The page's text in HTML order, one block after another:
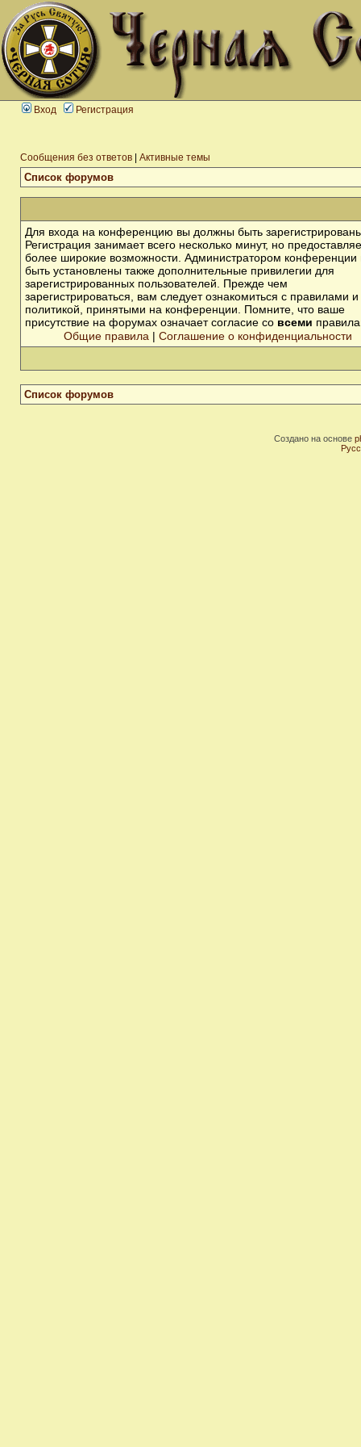
Вход Регистрация
Сообщения без ответов Активные темы
Список форумов
Для входа на конференцию вы должны быть
Регистрация занимает всего несколько минут, но
более широкие возможности. Администратором конференции
быть установлены также дополнительные привилегии для
зарегистрированных пользователей. Прежде чем
зарегистрироваться, вам следует ознакомиться с правилами и
политикой, принятыми на конференции. Помните, что ваше
присутствие на форумах означает согласие со всеми
Общие правила | Соглашение о конфиденциальности
Список форумов
Создано на основе